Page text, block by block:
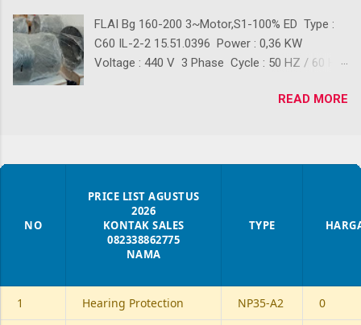
FLAI Bg 160-200 3~Motor,S1-100% ED Type :
C60 IL-2-2 15.51.0396 Power : 0,36 KW
Voltage : 440 V 3 Phase Cycle : 50 HZ / 60 HZ
+/- 390 mm Back Diameter : +/- 280 mm
Blower Conveyor, Dan lain-lain Klik 👇 Untuk
Pembelian PURCHASE ORDER
READ MORE
NO
PRICE LIST AGUSTUS
2026
KONTAK SALES
082338862775
NAMA
TYPE
1 Hearing Protection NP35-A2 0